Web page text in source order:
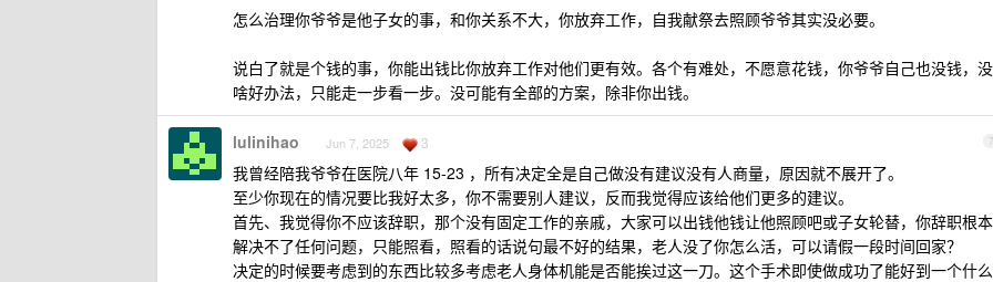
怎么治理你爷爷是他子女的事，和你关系不大，你放弃工作，自我献祭去照顾爷爷其实没必要。
说白了就是个钱的事，你能出钱比你放弃工作对他们更有效。各个有难处，不愿意花钱，你爷爷自己也没钱，没
啥好办法，只能走一步看一步。没可能有全部的方案，除非你出钱。
7
lulinihao Jun 7, 2025 3
我曾经陪我爷爷在医院八年 15-23 ，所有决定全是自己做没有建议没有人商量，原因就不展开了。
至少你现在的情况要比我好太多，你不需要别人建议，反而我觉得应该给他们更多的建议。
首先、我觉得你不应该辞职，那个没有固定工作的亲戚，大家可以出钱他钱让他照顾吧或子女轮替，你辞职根本
解决不了任何问题，只能照看，照看的话说句最不好的结果，老人没了你怎么活，可以请假一段时间回家？
决定的时候要考虑到的东西比较多考虑老人身体机能是否能挨过这一刀。这个手术即使做成功了能好到一个什么